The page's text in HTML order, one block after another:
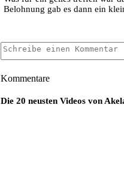
Belohnung gab es dann ein
Kommentare
Die 20 neusten Videos von